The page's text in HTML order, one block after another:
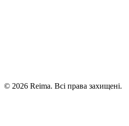
© 2026 Reima. Всі права захищені.